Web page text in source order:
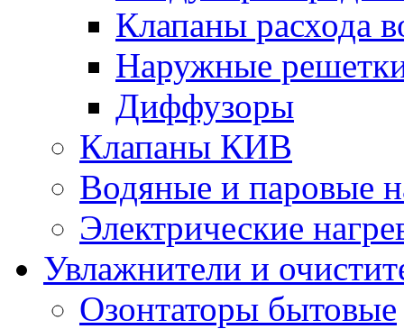
Клапаны расхода
Наружные
Диффузоры
Клапаны КИВ
Водяные и паровые
Электрические
Увлажнители и
Озонтаторы бытовые